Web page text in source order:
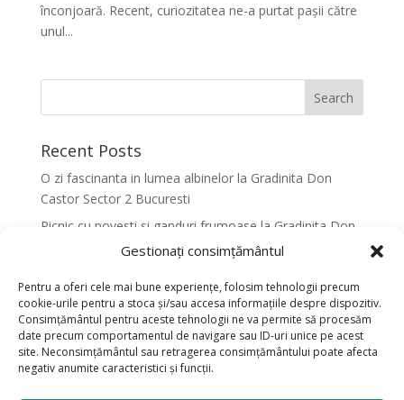
Gestionați consimțământul
Pentru a oferi cele mai bune experiențe, folosim tehnologii precum
cookie-urile pentru a stoca și/sau accesa informațiile despre dispozitiv.
Consimțământul pentru aceste tehnologii ne va permite să procesăm
date precum comportamentul de navigare sau ID-uri unice pe acest
site. Neconsimțământul sau retragerea consimțământului poate afecta
negativ anumite caracteristici și funcții.
înconjoară. Recent, curiozitatea ne-a purtat pașii către
unul...
Recent Posts
O zi fascinanta in lumea albinelor la Gradinita Don
Castor Sector 2 Bucuresti
Picnic cu povesti si ganduri frumoase la Gradinita Don
Castor Sector 2 Bucuresti
Bucuresti
Activitati senzoriale creative pentru dezvoltarea
armonioasa a copiilor la Gradinita Don Castor Sector 2
Bucuresti